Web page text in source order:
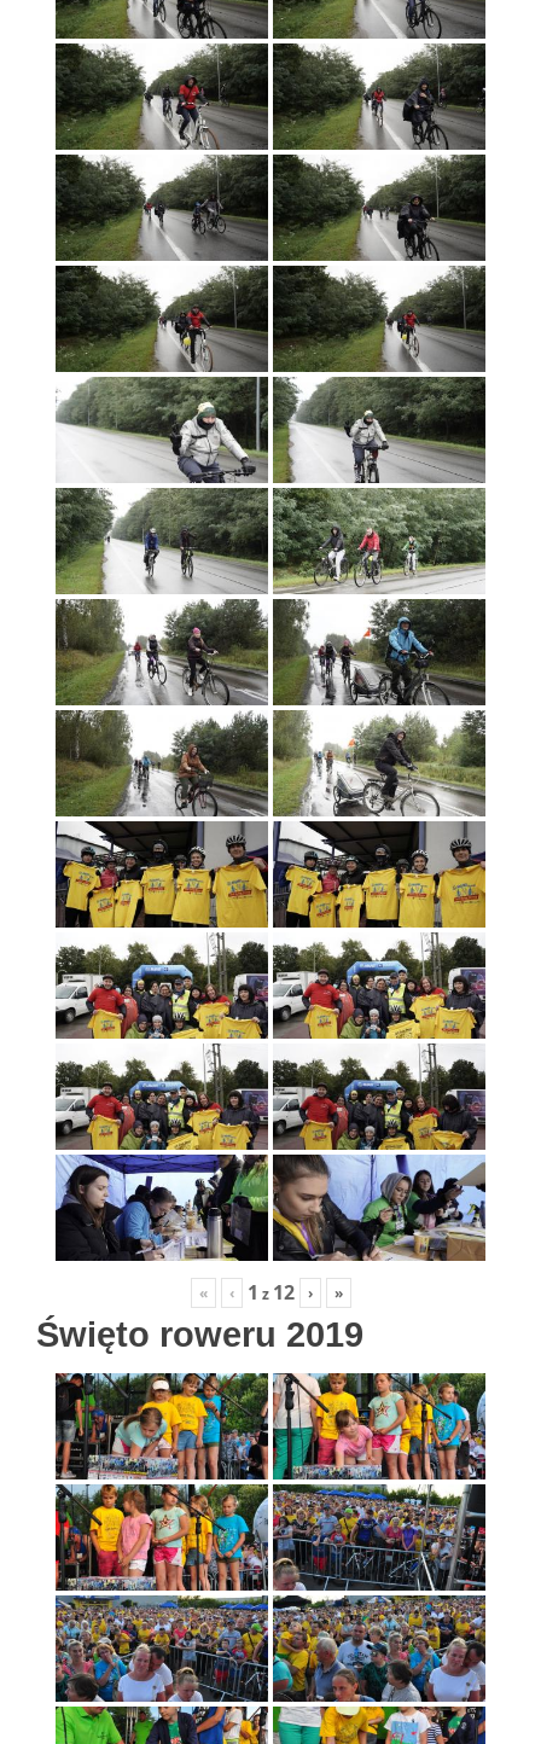
« ‹ 1 z 12 › »
Święto roweru 2019